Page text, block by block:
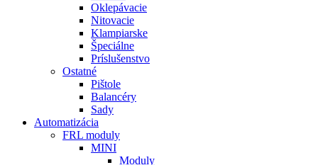
Oklepávacie
Nitovacie
Klampiarske
Špeciálne
Príslušenstvo
Ostatné
Pištole
Balancéry
Sady
Automatizácia
FRL moduly
MINI
Moduly